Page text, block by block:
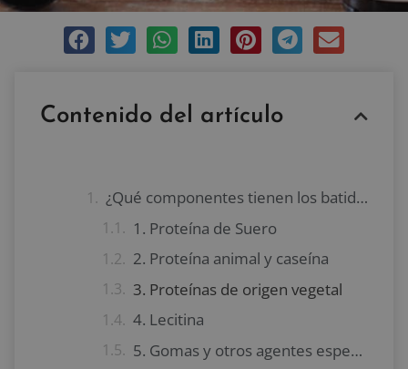
Contenido del artículo
¿Qué componentes tienen los batidos de proteína?
1. Proteína de Suero
2. Proteína animal y caseína
3. Proteínas de origen vegetal
4. Lecitina
5. Gomas y otros agentes espesantes